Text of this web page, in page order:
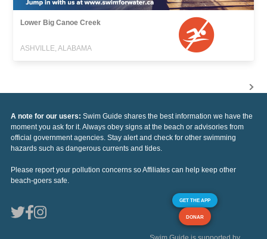
Lower Big Canoe Creek
ASHVILLE, ALABAMA
A note for our users: Swim Guide shares the best information we have the
moment you ask for it. Always obey signs at the beach or advisories from
official government agencies. Stay alert and check for other swimming
hazards such as dangerous currents and tides.
Please report your pollution concerns so Affiliates can help keep other
beach-goers safe.
GET THE APP
DONAR